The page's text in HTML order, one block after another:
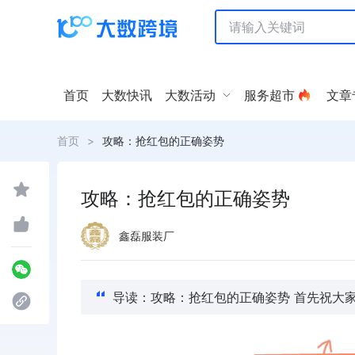
首页 大数快讯 大数活动 服务超市 文章
首页 > 攻略：抢红包的正确姿势
攻略：抢红包的正确姿势
鑫磊服装厂